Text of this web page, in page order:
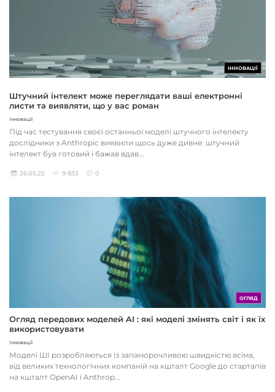
ІННОВАЦІЇ
Штучний інтелект може переглядати ваші електронні
листи та виявляти, що у вас роман
Інновації
Під час тестування своєї останньої моделі штучного інтелекту
дослідники з Anthropic виявили щось дуже дивне: штучний
інтелект був готовий і бажав вдав...
26.05.25 9 833 0
ОГЛЯД
Огляд передових моделей AI : які моделі змінять світ і як їх
використовувати
Інновації
Моделі ШІ розробляються із запаморочливою швидкістю всіма,
від великих технологічних компаній на кшталт Google до стартапів
на кшталт OpenAI і Anthrop...